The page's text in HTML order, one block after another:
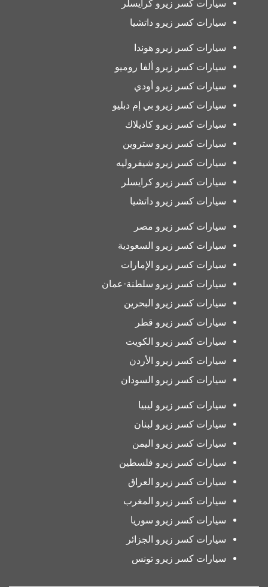
سيارات كسر زيرو كرايسلر
سيارات كسر زيرو داتشيا
سيارات كسر زيرو هوندا
سيارات كسر زيرو ألفا روميو
سيارات كسر زيرو أودي
سيارات كسر زيرو بي إم دبليو
سيارات كسر زيرو كاديلاك
سيارات كسر زيرو ستروين
سيارات كسر زيرو شيفروليه
سيارات كسر زيرو كرايسلر
سيارات كسر زيرو داتشيا
سيارات كسر زيرو مصر
سيارات كسر زيرو السعودية
سيارات كسر زيرو الإمارات
سيارات كسر زيرو سلطنة-عمان
سيارات كسر زيرو البحرين
سيارات كسر زيرو قطر
سيارات كسر زيرو الكويت
سيارات كسر زيرو الأردن
سيارات كسر زيرو السودان
سيارات كسر زيرو ليبيا
سيارات كسر زيرو لبنان
سيارات كسر زيرو اليمن
سيارات كسر زيرو فلسطين
سيارات كسر زيرو العراق
سيارات كسر زيرو المغرب
سيارات كسر زيرو سوريا
سيارات كسر زيرو الجزائر
سيارات كسر زيرو تونس